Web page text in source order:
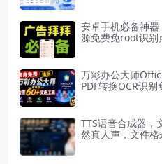
安卓手机必备神
源免费免root识别
万彩办公大师
PDF转换OCR识别
TTS语音合成器，
然真人声，文件格